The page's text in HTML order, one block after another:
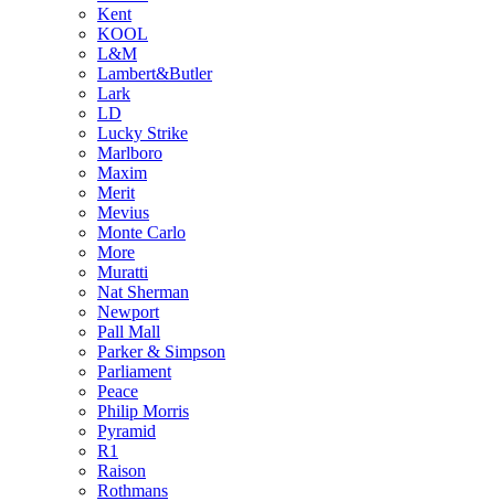
Kent
KOOL
L&M
Lambert&Butler
Lark
LD
Lucky Strike
Marlboro
Maxim
Merit
Mevius
Monte Carlo
More
Muratti
Nat Sherman
Newport
Pall Mall
Parker & Simpson
Parliament
Peace
Philip Morris
Pyramid
R1
Raison
Rothmans